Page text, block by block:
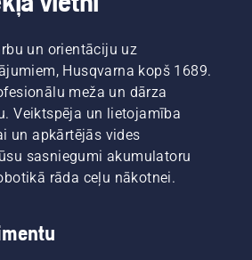
un orientāciju uz
Husqvarna kopš 1689.
meža un dārza
Veiktspēja un lietojamība
un apkārtējās vides
sasniegumi akumulatoru
rāda ceļu nākotnei.